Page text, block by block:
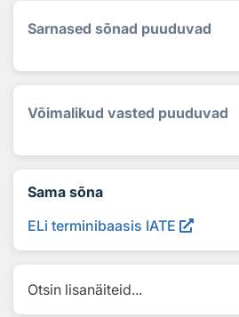
Sarnased sõnad puuduvad
Võimalikud vasted puuduvad
Sama sõna
ELi terminibaasis IATE
Otsin lisanäiteid...